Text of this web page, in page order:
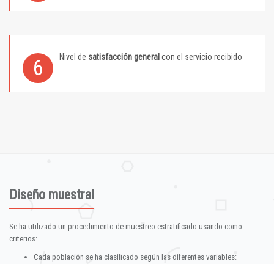
6 Nivel de satisfacción general con el servicio recibido
Diseño muestral
Se ha utilizado un procedimiento de muestreo estratificado usando como
criterios:
Cada población se ha clasificado según las diferentes variables: